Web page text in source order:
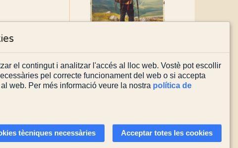
Actualitzada el03/08/2026
el contingut i analitzar l'accés al lloc web. Vostè pot escollir
pel correcte funcionament del web o si accepta
web. Per més informació veure la nostra política de
tècniques necessàries Acceptar totes les cookies